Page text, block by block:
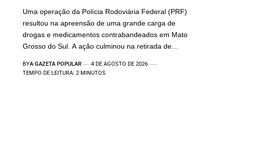
Uma operação da Polícia Rodoviária Federal (PRF)
resultou na apreensão de uma grande carga de
drogas e medicamentos contrabandeados em Mato
Grosso do Sul. A ação culminou na retirada de…
BYA GAZETA POPULAR
4 DE AGOSTO DE 2026
TEMPO DE LEITURA: 2 MINUTOS